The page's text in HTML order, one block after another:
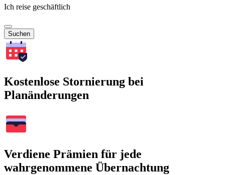
Ich reise geschäftlich
Suchen
Kostenlose Stornierung bei
Planänderungen
Verdiene Prämien für jede
wahrgenommene Übernachtung